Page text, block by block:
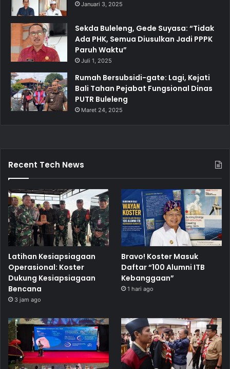
Januari 3, 2025
Sekda Buleleng, Gede Suyasa: “Tidak
Ada PHK, Semua Diusulkan Jadi PPPK
Paruh Waktu”
Juli 1, 2025
Rumah Bersubsidi-gate: Lagi, Kejati
Bali Tahan Pejabat Fungsional Dinas
PUTR Buleleng
Maret 24, 2025
Recent Tech News
Latihan Kesiapsiagaan
Operasional: Koster
Dukung Kesiapsiagaan
Bencana
3 jam ago
Bravo! Koster Masuk
Daftar “100 Alumni ITB
Kebanggaan”
1 hari ago